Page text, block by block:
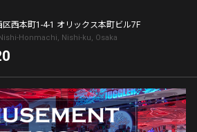
西本町1-4-1 オリックス本町ビル7F
Honmachi, Nishi-ku, Osaka